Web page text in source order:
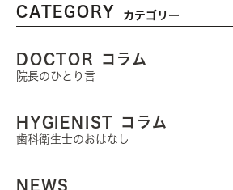
CATEGORY カテゴリー
DOCTOR コラム
院長のひとり言
HYGIENIST コラム
歯科衛生士のおはなし
NEWS